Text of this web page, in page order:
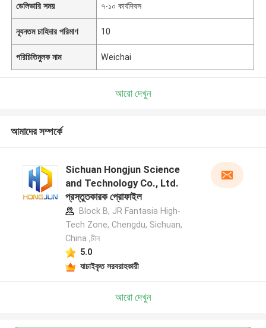
ডেলিভারি সময় ৭-১০ কার্যদিবস
ন্যূনতম চাহিদার পরিমাণ 10
পরিচিতিমুলক নাম Weichai
আরো দেখুন
আমাদের সম্পর্কে
Sichuan Hongjun Science
and Technology Co., Ltd.
প্রস্তুতকারক প্রোফাইল
Block B, JR Fantasia High-
Tech Zone, Chengdu, Sichuan,
China ,চীন
5.0
যাচাইকৃত সরবরাহকারী
আরো দেখুন